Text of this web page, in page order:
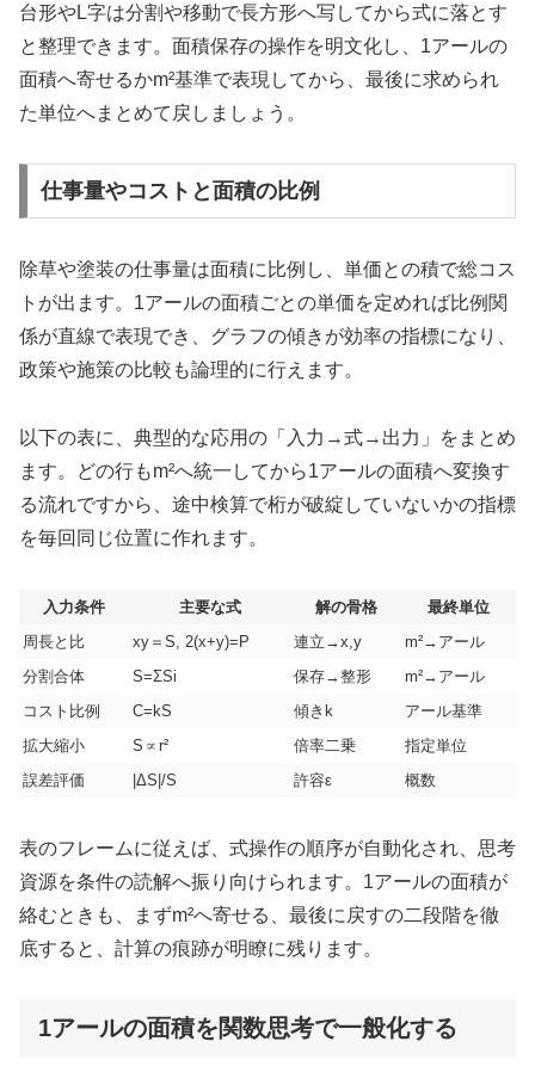
台形やL字は分割や移動で長方形へ写してから式に落とす
と整理できます。面積保存の操作を明文化し、1アールの
面積へ寄せるかm²基準で表現してから、最後に求められ
た単位へまとめて戻しましょう。
仕事量やコストと面積の比例
除草や塗装の仕事量は面積に比例し、単価との積で総コス
トが出ます。1アールの面積ごとの単価を定めれば比例関
係が直線で表現でき、グラフの傾きが効率の指標になり、
政策や施策の比較も論理的に行えます。
以下の表に、典型的な応用の「入力→式→出力」をまとめ
ます。どの行もm²へ統一してから1アールの面積へ変換す
る流れですから、途中検算で桁が破綻していないかの指標
を毎回同じ位置に作れます。
入力条件 主要な式 解の骨格
最終単位
周長と比
xy＝S, 2(x+y)=P 連立→x,y
m²→アール
分割合体
S=ΣSi 保存→整形
m²→アール
コスト比例
C=kS 傾きk
アール基準
拡大縮小
S∝r² 倍率二乗
指定単位
誤差評価
|ΔS|/S 許容ε 概数
表のフレームに従えば、式操作の順序が自動化され、思考
資源を条件の読解へ振り向けられます。1アールの面積が
絡むときも、まずm²へ寄せる、最後に戻すの二段階を徹
底すると、計算の痕跡が明瞭に残ります。
1アールの面積を関数思考で一般化する